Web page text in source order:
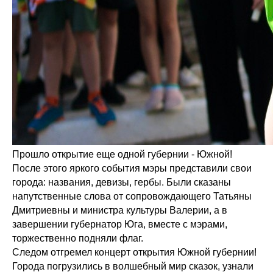
Прошло открытие еще одной губернии - Южной!
После этого яркого события мэры представили свои
города: названия, девизы, гербы. Были сказаны
напутственные слова от сопровождающего Татьяны
Дмитриевны и министра культуры Валерии, а в
завершении губернатор Юга, вместе с мэрами,
торжественно подняли флаг.
Следом отгремел концерт открытия Южной губернии!
Города погрузились в волшебный мир сказок, узнали